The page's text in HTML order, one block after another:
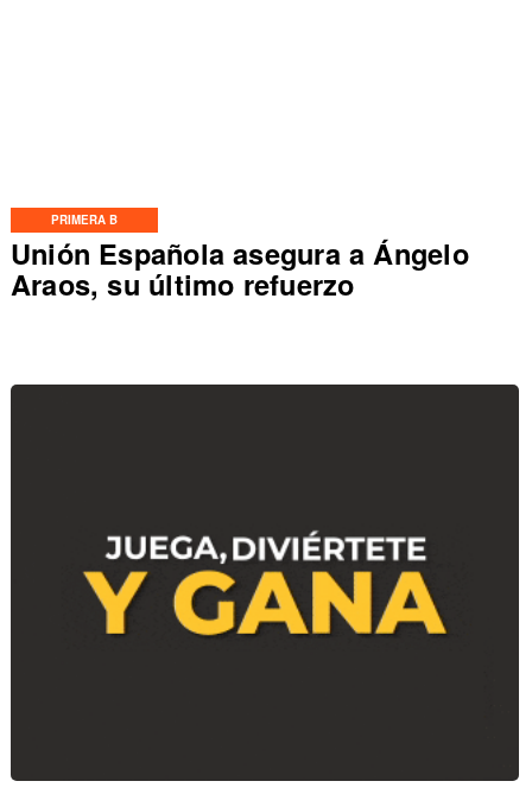
PRIMERA B
Unión Española asegura a Ángelo
Araos, su último refuerzo